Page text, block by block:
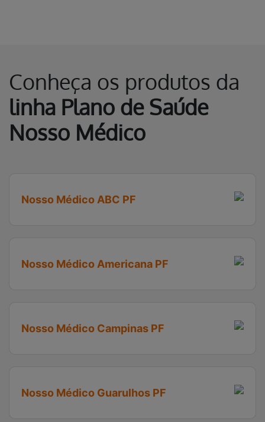
Conheça os produtos da
linha Plano de Saúde
Nosso Médico
Nosso Médico ABC PF
Nosso Médico Americana PF
Nosso Médico Campinas PF
Nosso Médico Guarulhos PF